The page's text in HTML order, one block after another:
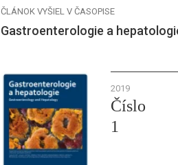
ČLÁNOK VYŠIEL V ČASOPISE
Gastroenterologie a
2019
Číslo
1